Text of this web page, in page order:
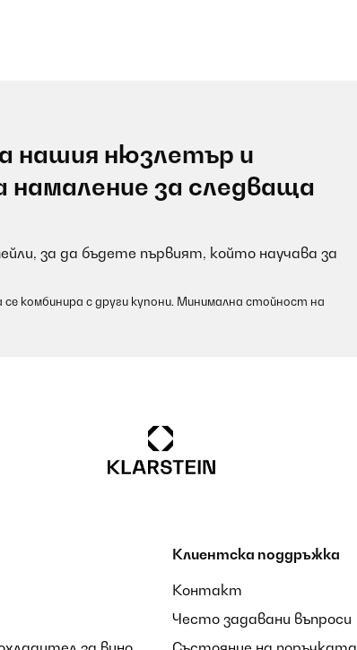
нашия нюзлетър и
намаление за следваща
за да бъдете първият, който научава за
комбинира с други купони. Минимална стойност на
Клиентска поддръжка
Контакт
Често задавани въпроси